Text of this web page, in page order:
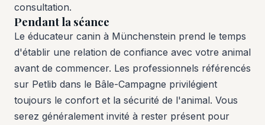
consultation.
Pendant la séance
Le éducateur canin à Münchenstein prend le temps
d'établir une relation de confiance avec votre animal
avant de commencer. Les professionnels référencés
sur Petlib dans le Bâle-Campagne privilégient
toujours le confort et la sécurité de l'animal. Vous
serez généralement invité à rester présent pour